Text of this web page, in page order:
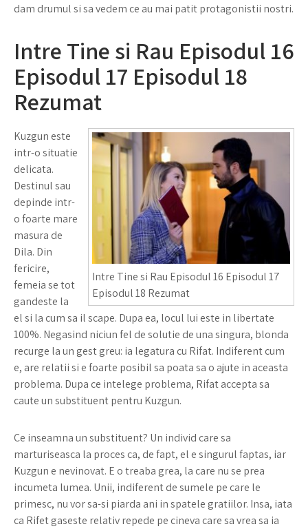
dam drumul si sa vedem ce au mai patit protagonistii nostri.
Intre Tine si Rau Episodul 16
Episodul 17 Episodul 18
Rezumat
Intre Tine si Rau Episodul 16 Episodul 17
Episodul 18 Rezumat
Kuzgun este
intr-o situatie
delicata.
Destinul sau
depinde intr-
o foarte mare
masura de
Dila. Din
fericire,
femeia se tot
gandeste la
el si la cum sa il scape. Dupa ea, locul lui este in libertate
100%. Negasind niciun fel de solutie de una singura, blonda
recurge la un gest greu: ia legatura cu Rifat. Indiferent cum
e, are relatii si e foarte posibil sa poata sa o ajute in aceasta
problema. Dupa ce intelege problema, Rifat accepta sa
caute un substituent pentru Kuzgun.
Ce inseamna un substituent? Un individ care sa
marturiseasca la proces ca, de fapt, el e singurul faptas, iar
Kuzgun e nevinovat. E o treaba grea, la care nu se prea
incumeta lumea. Unii, indiferent de sumele pe care le
primesc, nu vor sa-si piarda ani in spatele gratiilor. Insa, iata
ca Rifet gaseste relativ repede pe cineva care sa vrea sa ia